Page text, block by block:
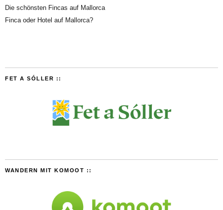
Die schönsten Fincas auf Mallorca
Finca oder Hotel auf Mallorca?
FET A SÓLLER ::
WANDERN MIT KOMOOT ::